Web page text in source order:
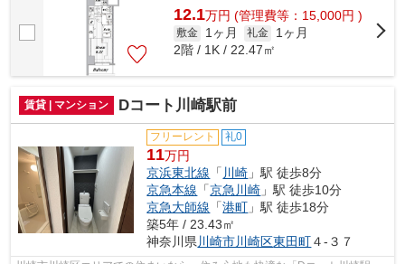
12.1万円 (管理費等：15,000円 )
敷金 1ヶ月 礼金
1ヶ月
2階 / 1K / 22.47㎡
賃貸 | マンション Dコート川崎駅前
フリーレント 礼0
11万円
京浜東北線 「 川崎 」駅 徒歩8分
京急本線 「京急川崎 」駅 徒歩10分
京急大師線 「港町 」駅 徒歩18分
築5年 / 23.43㎡
神奈川県 川崎市川崎区東田町４-３７